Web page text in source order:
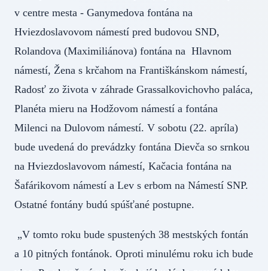
v centre mesta - Ganymedova fontána na
Hviezdoslavovom námestí pred budovou SND,
Rolandova (Maximiliánova) fontána na Hlavnom
námestí, Žena s krčahom na Františkánskom námestí,
Radosť zo života v záhrade Grassalkovichovho paláca,
Planéta mieru na Hodžovom námestí a fontána
Milenci na Dulovom námestí. V sobotu (22. apríla)
bude uvedená do prevádzky fontána Dievča so srnkou
na Hviezdoslavovom námestí, Kačacia fontána na
Šafárikovom námestí a Lev s erbom na Námestí SNP.
Ostatné fontány budú spúšťané postupne.
„V tomto roku bude spustených 38 mestských fontán
a 10 pitných fontánok. Oproti minulému roku ich bude